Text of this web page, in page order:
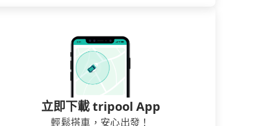
立即下載 tripool App
輕鬆搭車，安心出發！